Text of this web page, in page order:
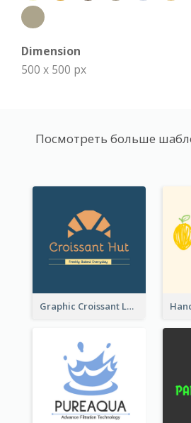
Dimension
500 x 500 px
Посмотреть больше
Graphic Croissant Logo For Bakery